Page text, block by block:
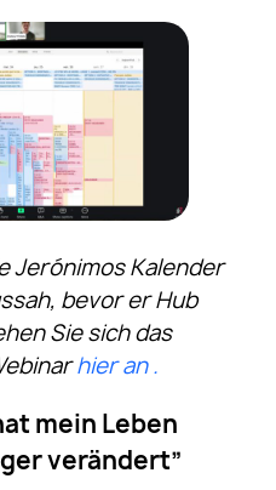
Jerónimos Kalender
bevor er Hub
Sie sich das
hier an .
mein Leben
verändert”